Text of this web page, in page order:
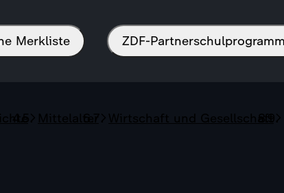
Merkliste ZDF-Partnerschulprogramm
Mittelalter Wirtschaft und Gesellschaft